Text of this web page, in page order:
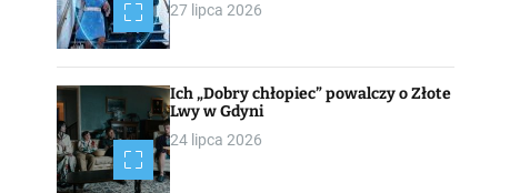
27 lipca 2026
Ich „Dobry chłopiec” powalczy o Złote
Lwy w Gdyni
24 lipca 2026